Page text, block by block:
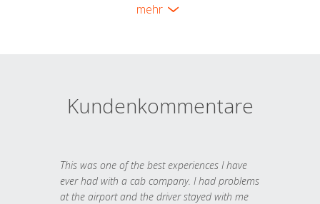
mehr
Kundenkommentare
This was one of the best experiences I have
ever had with a cab company. I had problems
at the airport and the driver stayed with me